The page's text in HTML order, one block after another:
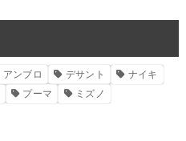
アンブロ デサント
ナイキ
プーマ
ミズノ